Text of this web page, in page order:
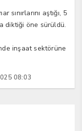
sınırlarını aştığı, 5
diktiği öne sürüldü.
inşaat sektörüne
08:03